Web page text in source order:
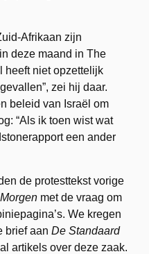
Afrikaan zijn
deze maand in The
heeft niet opzettelijk
zei hij daar.
beleid van Israël om
“Als ik toen wist wat
een ander
de protesttekst vorige
met de vraag om
We kregen
brief aanDe Standaard
artikels over deze zaak.